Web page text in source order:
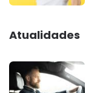
Atualidades